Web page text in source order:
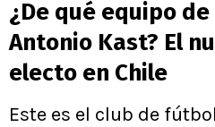
¿De qué equipo
Antonio Kast? El
electo en Chile
Este es el club de